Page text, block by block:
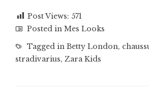
Post Views: 571
Posted in Mes Looks
Tagged in Betty London,
stradivarius, Zara Kids